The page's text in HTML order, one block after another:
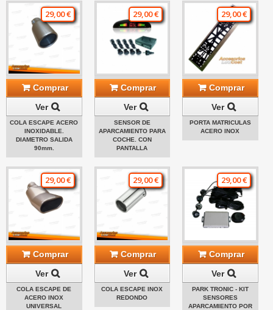
29,00 €
Comprar
Ver
COLA ESCAPE ACERO
INOXIDABLE.
DIAMETRO SALIDA
90mm.
29,00 €
Comprar
Ver
SENSOR DE
APARCAMIENTO PARA
COCHE. CON
PANTALLA
29,00 €
Comprar
Ver
PORTA MATRICULAS
ACERO INOX
29,00 €
Comprar
Ver
COLA ESCAPE DE
ACERO INOX
UNIVERSAL
29,00 €
Comprar
Ver
COLA ESCAPE INOX
REDONDO
29,00 €
Comprar
Ver
PARK TRONIC - KIT
SENSORES
APARCAMIENTO POR